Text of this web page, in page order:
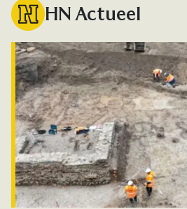
HN Actueel